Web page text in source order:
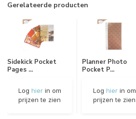
Gerelateerde producten
Sidekick Pocket
Pages ...
Log hierin om
prijzen te zien
Planner Photo
Pocket P...
Log hierin om
prijzen te zien